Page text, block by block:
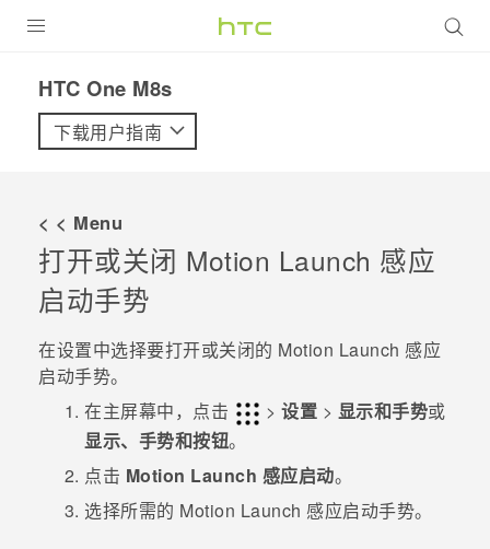
VIVE
支持帮助
在线客服
HTC One M8s‎
下载用户指南
< < Menu
打开或关闭 Motion Launch 感应
启动手势
在设置中选择要打开或关闭的 Motion Launch 感应
启动手势。
在主屏幕中，点击 > 设置 > 显示和手势或
显示、手势和按钮。
点击 Motion Launch 感应启动。
选择所需的 Motion Launch 感应启动手势。